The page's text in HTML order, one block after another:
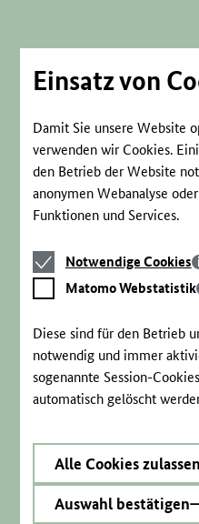
Einsatz von
Damit Sie unsere Website
verwenden wir Cookies.
den Betrieb der Website
anonymen Webanalyse
Funktionen und Services.
Notwendige
Cookies
Notwendige Cookies
Matomo
Webstatistik
Matomo Webstatistik
Diese sind für den Betrieb
notwendig und immer
sogenannte Session-
automatisch gelöscht
Alle Cookies zulassen
Auswahl bestätigen